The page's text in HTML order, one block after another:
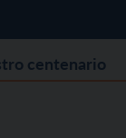
centenario